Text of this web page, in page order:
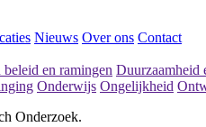
Nieuws Over ons Contact
en ramingen Duurzaamheid
Onderwijs Ongelijkheid
Onderzoek.